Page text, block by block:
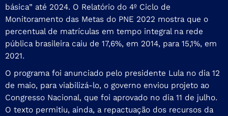
básica” até 2024. O Relatório do 4º Ciclo de
Monitoramento das Metas do PNE 2022 mostra que o
percentual de matrículas em tempo integral na rede
pública brasileira caiu de 17,6%, em 2014, para 15,1%, em
2021.
O programa foi anunciado pelo presidente Lula no dia 12
de maio, para viabilizá-lo, o governo enviou projeto ao
Congresso Nacional, que foi aprovado no dia 11 de julho.
O texto permitiu, ainda, a repactuação dos recursos da